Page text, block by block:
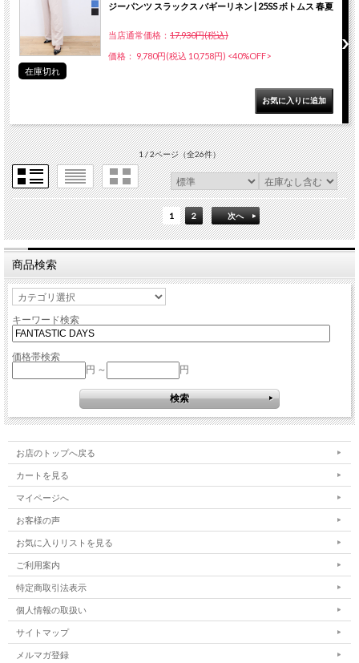
ジーパンツ スラックス バギーリネン | 25SS ボトムス 春夏
当店通常価格： 17,930円(税込)
価格： 9,780円(税込 10,758円) <40%OFF>
在庫切れ
1 / 2ページ（全26件）
1 2 次へ
商品検索
キーワード検索
価格帯検索
円 ～
円
お店のトップへ戻る
カートを見る
マイページへ
お客様の声
お気に入りリストを見る
ご利用案内
特定商取引法表示
個人情報の取扱い
サイトマップ
メルマガ登録